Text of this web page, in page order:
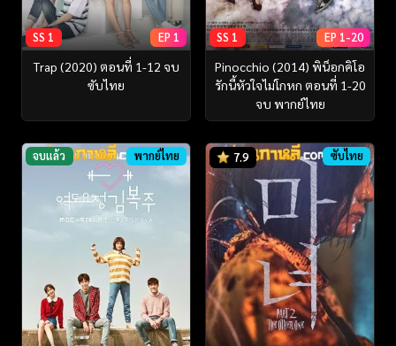
SS 1 EP 1
Trap (2020) ตอนที่ 1-12 จบ
ซับไทย
SS 1 EP 1-20
Pinocchio (2014) พิน็อกคิโอ
รักนี้หัวใจไม่โกหก ตอนที่ 1-20
จบ พากย์ไทย
จบแล้ว พากย์ไทย 7.9 ซับไทย